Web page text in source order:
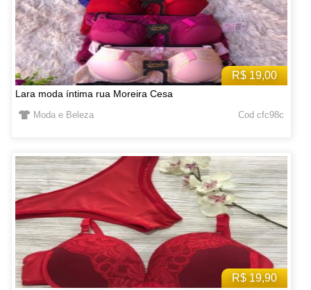
R$ 19,00
Lara moda íntima rua Moreira Cesa
Moda e Beleza Cod cfc98c
R$ 19,90